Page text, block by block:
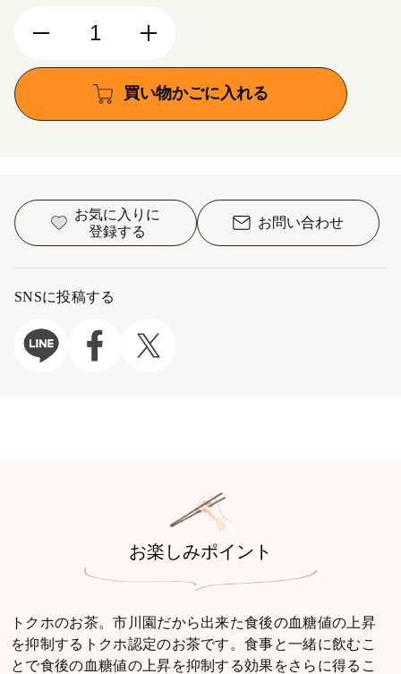
買い物かごに入れる
お気に入りに
登録する
お問い合わせ
SNSに投稿する
お楽しみポイント
トクホのお茶。市川園だから出来た食後の血糖値の上昇
を抑制するトクホ認定のお茶です。食事と一緒に飲むこ
とで食後の血糖値の上昇を抑制する効果をさらに得るこ